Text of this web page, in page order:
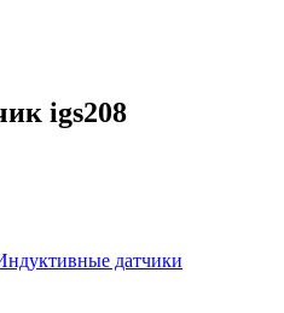
igs208
датчики